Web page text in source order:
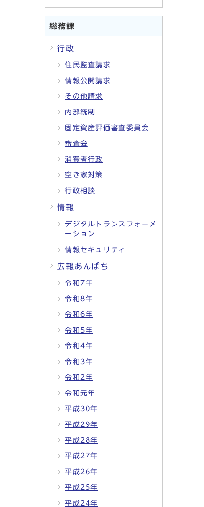
総務課
行政
住民監査請求
情報公開請求
その他請求
内部統制
固定資産評価審査委員会
審査会
消費者行政
空き家対策
行政相談
情報
デジタルトランスフォーメ
ーション
情報セキュリティ
広報あんぱち
令和7年
令和8年
令和6年
令和5年
令和4年
令和3年
令和2年
令和元年
平成30年
平成29年
平成28年
平成27年
平成26年
平成25年
平成24年